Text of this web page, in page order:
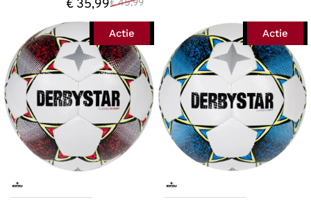
€35,99€45,99
Actie Actie